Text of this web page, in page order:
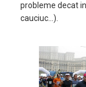
probleme decat
cauciuc…).